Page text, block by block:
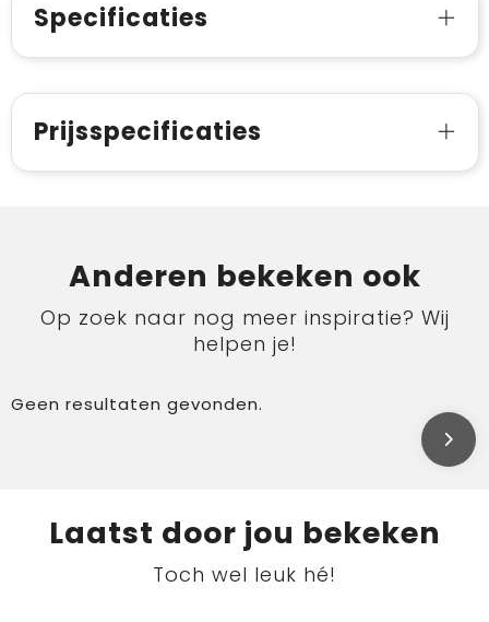
Specificaties
Prijsspecificaties
Anderen bekeken ook
Op zoek naar nog meer inspiratie? Wij
helpen je!
Geen resultaten gevonden.
Laatst door jou bekeken
Toch wel leuk hé!